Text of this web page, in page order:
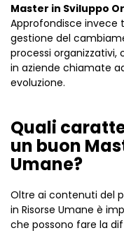
Master in Sviluppo
Approfondisce invece
gestione del
processi
in aziende chiamate
evoluzione.
Quali
un buon
Umane?
Oltre ai contenuti del
in Risorse Umane è
che possono fare la